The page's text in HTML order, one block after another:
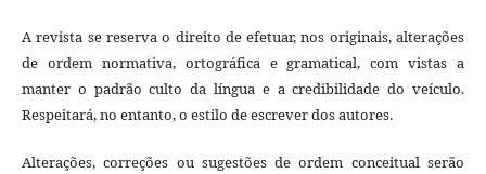
A revista se reserva o direito de efetuar, nos originais, alterações
de ordem normativa, ortográfica e gramatical, com vistas a
manter o padrão culto da língua e a credibilidade do veículo.
Respeitará, no entanto, o estilo de escrever dos autores.
Alterações, correções ou sugestões de ordem conceitual serão